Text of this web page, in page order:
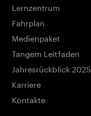
Lernzentrum
Fahrplan
Medienpaket
Tangem Leitfaden
Jahresrückblick 2025
Karriere
Kontakte